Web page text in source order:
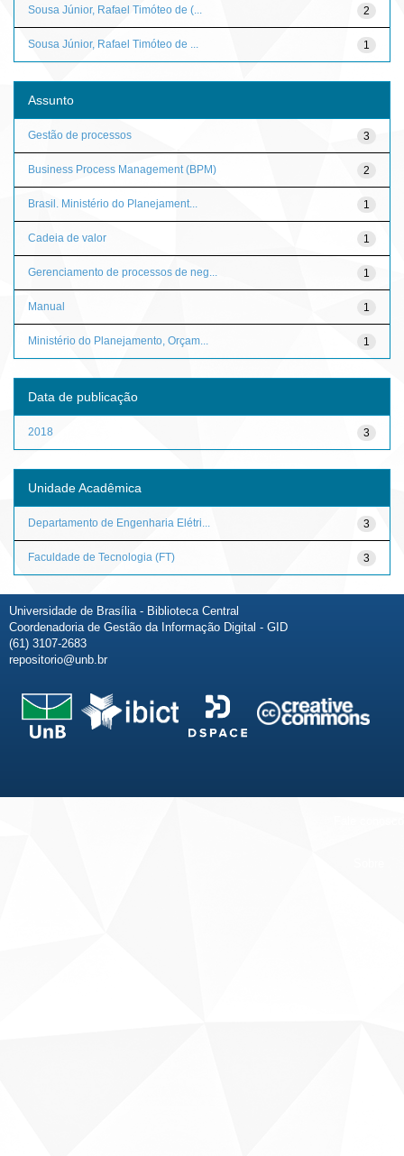
2
Sousa Júnior, Rafael Timóteo de (...
1
Sousa Júnior, Rafael Timóteo de ...
Assunto
3
Gestão de processos
2
Business Process Management (BPM)
1
Brasil. Ministério do Planejament...
1
Cadeia de valor
1
Gerenciamento de processos de neg...
1
Manual
1
Ministério do Planejamento, Orçam...
Data de publicação
3
2018
Unidade Acadêmica
3
Departamento de Engenharia Elétri...
3
Faculdade de Tecnologia (FT)
Universidade de Brasília - Biblioteca Central
Coordenadoria de Gestão da Informação Digital - GID
(61) 3107-2683
repositorio@unb.br